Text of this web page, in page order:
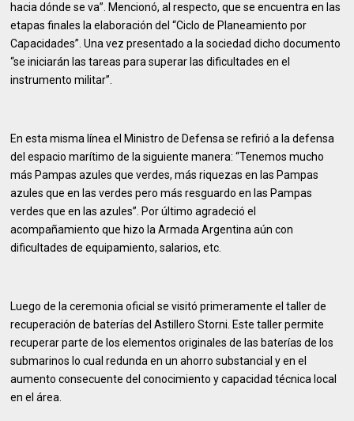
hacia dónde se va”. Mencionó, al respecto, que se encuentra en las
etapas finales la elaboración del “Ciclo de Planeamiento por
Capacidades”. Una vez presentado a la sociedad dicho documento
“se iniciarán las tareas para superar las dificultades en el
instrumento militar”.
En esta misma línea el Ministro de Defensa se refirió a la defensa
del espacio marítimo de la siguiente manera: “Tenemos mucho
más Pampas azules que verdes, más riquezas en las Pampas
azules que en las verdes pero más resguardo en las Pampas
verdes que en las azules”. Por último agradeció el
acompañamiento que hizo la Armada Argentina aún con
dificultades de equipamiento, salarios, etc.
Luego de la ceremonia oficial se visitó primeramente el taller de
recuperación de baterías del Astillero Storni. Este taller permite
recuperar parte de los elementos originales de las baterías de los
submarinos lo cual redunda en un ahorro substancial y en el
aumento consecuente del conocimiento y capacidad técnica local
en el área.